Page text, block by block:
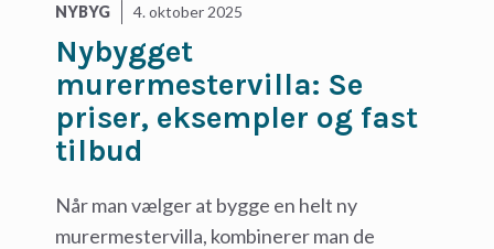
NYBYG 4. oktober 2025
Nybygget
murermestervilla: Se
priser, eksempler og fast
tilbud
Når man vælger at bygge en helt ny
murermestervilla, kombinerer man de